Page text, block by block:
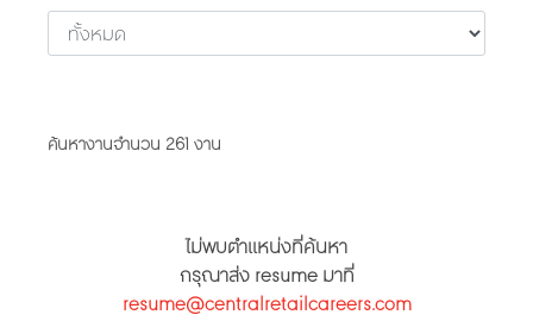
ค้นหางานจำนวน 261 งาน
ไม่พบตำแหน่งที่ค้นหา
กรุณาส่ง resume มาที่
resume@centralretailcareers.com